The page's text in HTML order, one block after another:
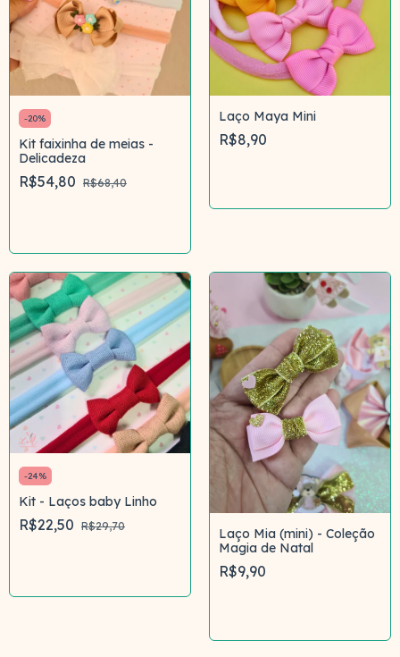
-20%
Kit faixinha de meias -
Delicadeza
R$54,80 R$68,40
Laço Maya Mini
R$8,90
-24%
Kit - Laços baby Linho
R$22,50 R$29,70
Laço Mia (mini) - Coleção
Magia de Natal
R$9,90